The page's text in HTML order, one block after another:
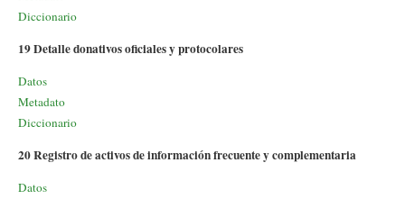
Diccionario
19 Detalle donativos oficiales y protocolares
Datos
Metadato
Diccionario
20 Registro de activos de información frecuente y complementaria
Datos